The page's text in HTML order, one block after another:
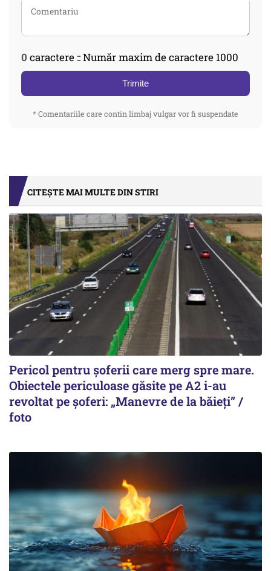
0 caractere :: Număr maxim de caractere 1000
Trimite
* Comentariile care contin limbaj vulgar vor fi suspendate
CITEȘTE MAI MULTE DIN STIRI
Pericol pentru șoferii care merg spre mare.
Obiectele periculoase găsite pe A2 i-au
revoltat pe șoferi: „Manevre de la băieți” /
foto